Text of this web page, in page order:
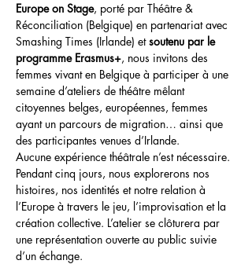
Europe on Stage, porté par Théâtre &
Réconciliation (Belgique) en partenariat avec
Smashing Times (Irlande) et soutenu par le
programme Erasmus+, nous invitons des
femmes vivant en Belgique à participer à une
semaine d’ateliers de théâtre mêlant
citoyennes belges, européennes, femmes
ayant un parcours de migration… ainsi que
des participantes venues d’Irlande.
Aucune expérience théâtrale n’est nécessaire.
Pendant cinq jours, nous explorerons nos
histoires, nos identités et notre relation à
l’Europe à travers le jeu, l’improvisation et la
création collective. L’atelier se clôturera par
une représentation ouverte au public suivie
d’un échange.